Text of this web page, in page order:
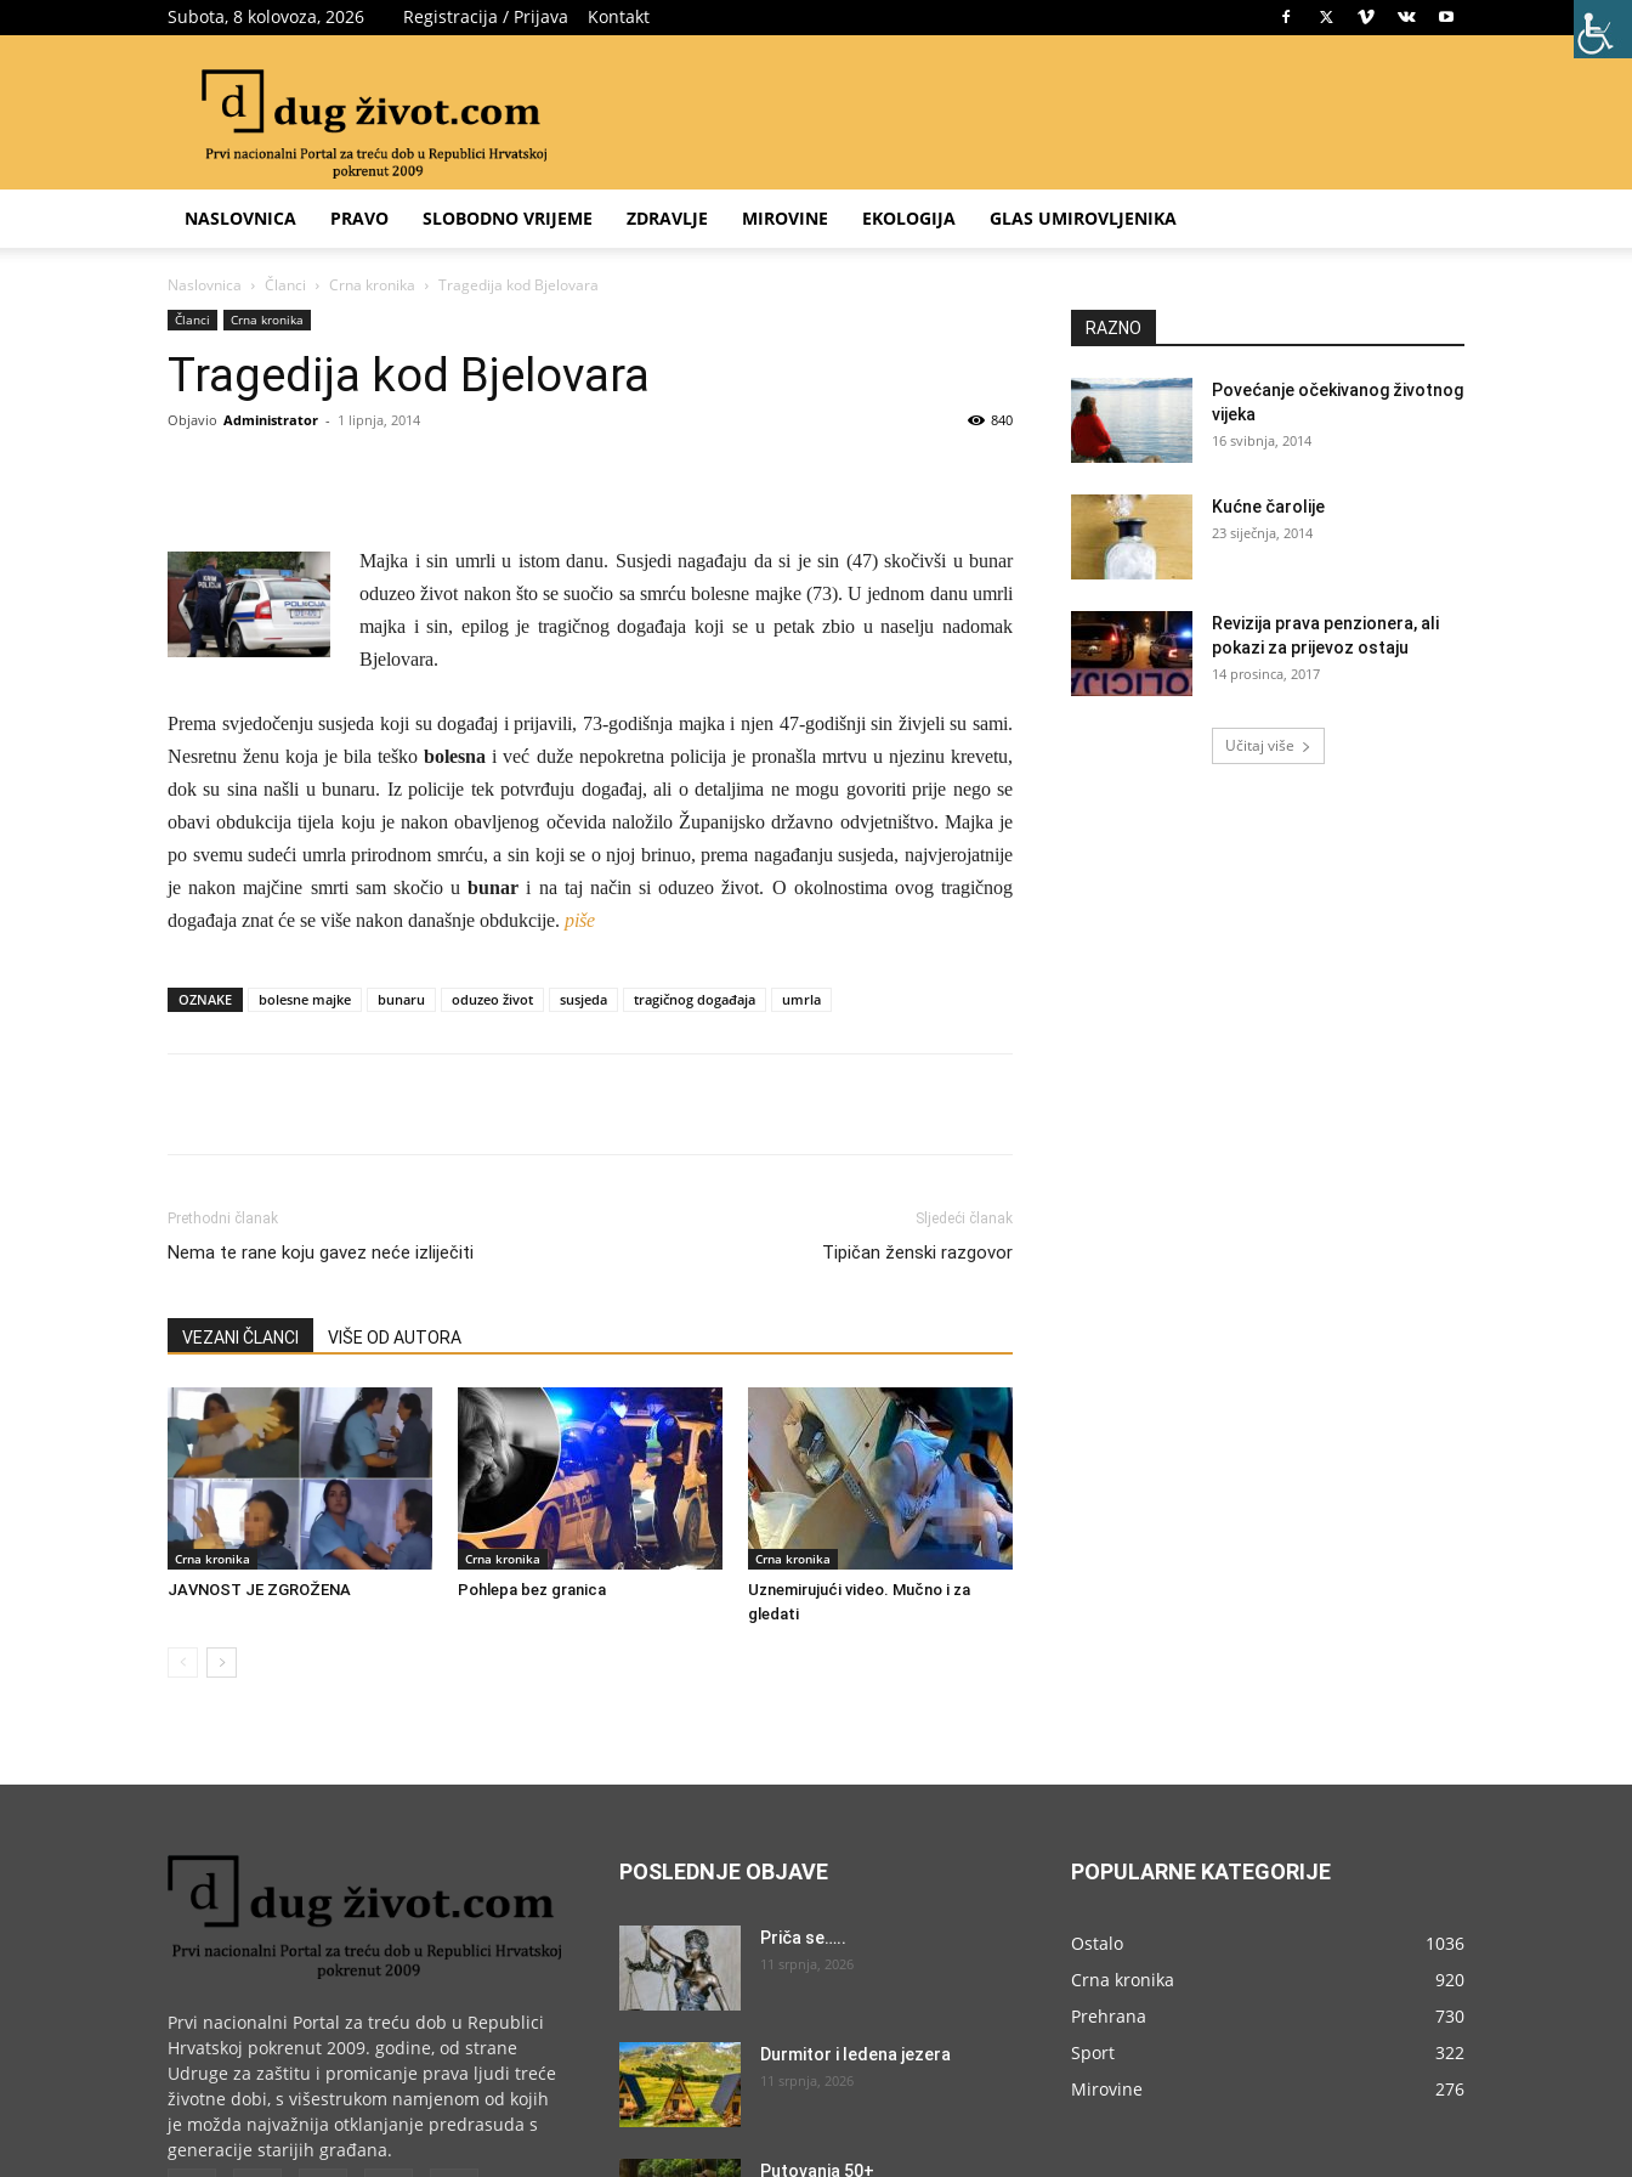
Subota, 8 kolovoza, 2026 Registracija / Prijava Kontakt
za
treću
dob
NASLOVNICA PRAVO SLOBODNO VRIJEME ZDRAVLJE MIROVINE EKOLOGIJA GLAS UMIROVLJENIKA
Naslovnica Članci Crna kronika Tragedija kod Bjelovara
Članci Crna kronika
Tragedija kod Bjelovara
Objavio Administrator - 1 lipnja, 2014 840
Majka i sin umrli u istom danu. Susjedi nagađaju da si je sin (47) skočivši u bunar
oduzeo život nakon što se suočio sa smrću bolesne majke (73). U jednom danu umrli
majka i sin, epilog je tragičnog događaja koji se u petak zbio u naselju nadomak
Bjelovara.
Prema svjedočenju susjeda koji su događaj i prijavili, 73-godišnja majka i njen 47-godišnji sin živjeli su sami.
Nesretnu ženu koja je bila teškobolesna i već duže nepokretna policija je pronašla mrtvu u njezinu krevetu,
dok su sina našli u bunaru. Iz policije tek potvrđuju događaj, ali o detaljima ne mogu govoriti prije nego se
obavi obdukcija tijela koju je nakon obavljenog očevida naložilo Županijsko državno odvjetništvo. Majka je
po svemu sudeći umrla prirodnom smrću, a sin koji se o njoj brinuo, prema nagađanju susjeda, najvjerojatnije
je nakon majčine smrti sam skočio u bunari na taj način si oduzeo život. O okolnostima ovog tragičnog
događaja znat će se više nakon današnje obdukcije. piše
OZNAKE bolesne majke bunaru oduzeo život susjeda tragičnog događaja umrla
Prethodni članak
Nema te rane koju gavez neće izliječiti
Sljedeći članak
Tipičan ženski razgovor
VEZANI ČLANCI VIŠE OD AUTORA
Crna kronika
JAVNOST JE ZGROŽENA
Crna kronika
Pohlepa bez granica
Crna kronika
Uznemirujući video. Mučno i za
gledati
RAZNO
Povećanje očekivanog životnog
vijeka
16 svibnja, 2014
Kućne čarolije
23 siječnja, 2014
Revizija prava penzionera, ali
pokazi za prijevoz ostaju
14 prosinca, 2017
Učitaj više
Prvi nacionalni Portal za treću dob u Republici
Hrvatskoj pokrenut 2009. godine, od strane
Udruge za zaštitu i promicanje prava ljudi treće
životne dobi, s višestrukom namjenom od kojih
je možda najvažnija otklanjanje predrasuda s
generacije starijih građana.
POSLEDNJE OBJAVE
Priča se…..
11 srpnja, 2026
Durmitor i ledena jezera
11 srpnja, 2026
Putovanja 50+
POPULARNE KATEGORIJE
Ostalo
1036
Crna kronika
920
Prehrana
730
Sport
322
Mirovine
276